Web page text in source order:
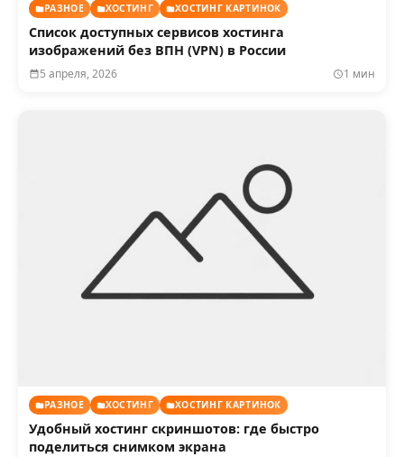
РАЗНОЕ ХОСТИНГ ХОСТИНГ КАРТИНОК
Список доступных сервисов хостинга
изображений без ВПН (VPN) в России
5 апреля, 2026 1 мин
РАЗНОЕ ХОСТИНГ ХОСТИНГ КАРТИНОК
Удобный хостинг скриншотов: где быстро
поделиться снимком экрана